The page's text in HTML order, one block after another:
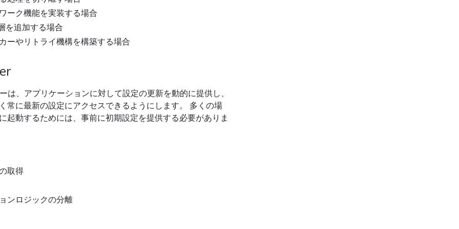
ーク機能を実装する場合
を追加する場合
ーやリトライ機構を構築する場合
は、アプリケーションに対して設定の更新を動的に提供し、
常に最新の設定にアクセスできるようにします。 多くの場
起動するためには、事前に初期設定を提供する必要がありま
取得
ンロジックの分離